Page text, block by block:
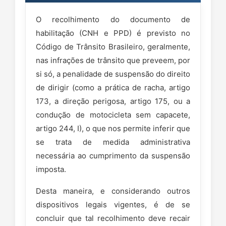
O recolhimento do documento de
habilitação (CNH e PPD) é previsto no
Código de Trânsito Brasileiro, geralmente,
nas infrações de trânsito que preveem, por
si só, a penalidade de suspensão do direito
de dirigir (como a prática de racha, artigo
173, a direção perigosa, artigo 175, ou a
condução de motocicleta sem capacete,
artigo 244, I), o que nos permite inferir que
se trata de medida administrativa
necessária ao cumprimento da suspensão
imposta.
Desta maneira, e considerando outros
dispositivos legais vigentes, é de se
concluir que tal recolhimento deve recair